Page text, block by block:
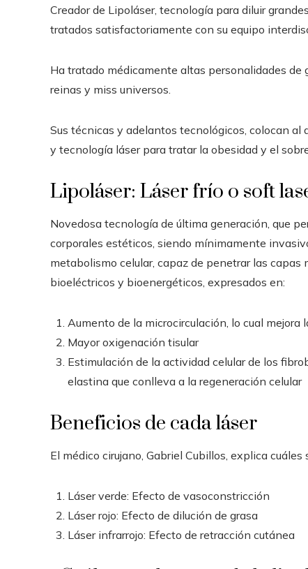
Creador de Lipoláser, tecnología para diluir
tratados satisfactoriamente con su equipo
Ha tratado médicamente altas personalidades de
reinas y miss universos.
Sus técnicas y adelantos tecnológicos, colocan
y tecnología láser para tratar la obesidad y el
Lipoláser: Láser frío o soft
Novedosa tecnología de última generación, que
corporales estéticos, siendo mínimamente
metabolismo celular, capaz de penetrar las
bioeléctricos y bioenergéticos, expresados en:
Aumento de la microcirculación, lo cual mejora
Mayor oxigenación tisular
Estimulación de la actividad celular de los
elastina que conlleva a la regeneración celular
Beneficios de cada láser
El médico cirujano, Gabriel Cubillos, explica
Láser verde: Efecto de vasoconstricción
Láser rojo: Efecto de dilución de grasa
Láser infrarrojo: Efecto de retracción cutánea